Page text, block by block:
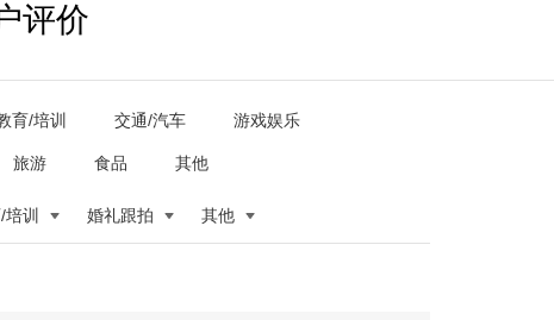
评价
育/培训 交通/汽车 游戏娱乐
旅游 食品 其他
训 婚礼跟拍 其他